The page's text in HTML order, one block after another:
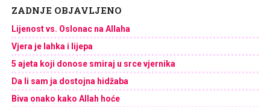
ZADNJE OBJAVLJENO
Lijenost vs. Oslonac na Allaha
Vjera je lahka i lijepa
5 ajeta koji donose smiraj u srce vjernika
Da li sam ja dostojna hidžaba
Biva onako kako Allah hoće